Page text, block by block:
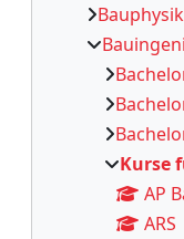
Bauphysik
Kurse
AP
ARS